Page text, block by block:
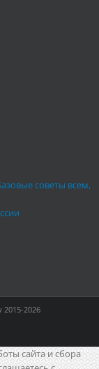
советы всем,
2026
сайта и сбора